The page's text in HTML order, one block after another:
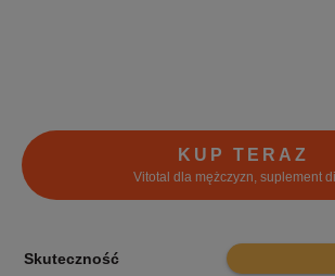
KUP TERAZ
Vitotal dla mężczyzn, suplement
Skuteczność 7.1